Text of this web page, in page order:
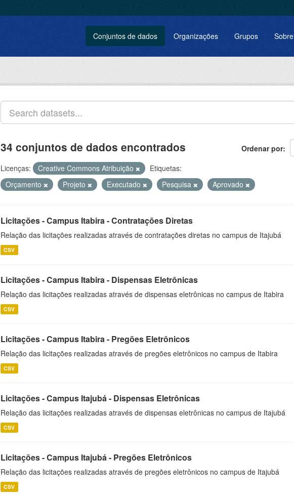
Conjuntos de dados Organizações Grupos Sobre
Ordenar por
34 conjuntos de dados encontrados
Licenças: Creative Commons Atribuição
Etiquetas:
Orçamento
Projeto Executado Pesquisa Aprovado
Licitações - Campus Itabira - Contratações Diretas
Relação das licitações realizadas através de contratações diretas no campus de Itajubá
CSV
Licitações - Campus Itabira - Dispensas Eletrônicas
Relação das licitações realizadas através de dispensas eletrônicas no campus de Itabira
CSV
Licitações - Campus Itabira - Pregões Eletrônicos
Relação das licitações realizadas através de pregões eletrônicos no campus de Itabira
CSV
Licitações - Campus Itajubá - Dispensas Eletrônicas
Relação das licitações realizadas através de dispensas eletrônicas no campus de Itajubá
CSV
Licitações - Campus Itajubá - Pregões Eletrônicos
Relação das licitações realizadas através de pregões eletrônicos no campus de Itajubá
CSV